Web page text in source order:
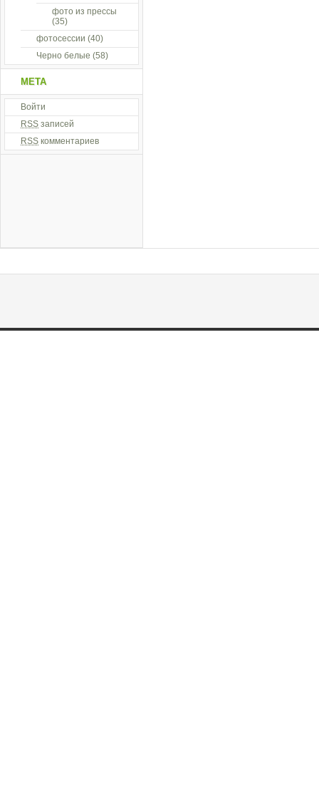
фото из прессы
(35)
фотосессии (40)
Черно белые (58)
МЕТА
Войти
RSS записей
RSS комментариев